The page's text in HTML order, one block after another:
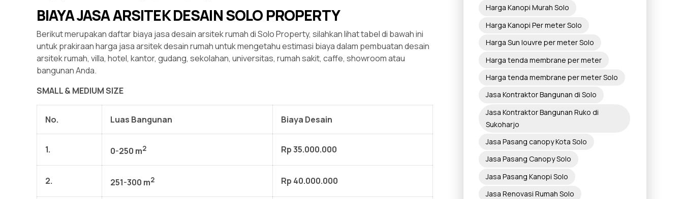
BIAYA JASA ARSITEK DESAIN SOLO PROPERTY
Berikut merupakan daftar biaya jasa desain arsitek rumah di Solo Property, silahkan lihat tabel di bawah ini
untuk prakiraan harga jasa arsitek desain rumah untuk mengetahu estimasi biaya dalam pembuatan desain
arsitek rumah, villa, hotel, kantor, gudang, sekolahan, universitas, rumah sakit, caffe, showroom atau
bangunan Anda.
SMALL & MEDIUM SIZE
No. Luas Bangunan Biaya Desain
1. 0-250 m2 Rp 35.000.000
2. 251-300 m2 Rp 40.000.000
Harga Kanopi Murah Solo
Harga Kanopi Per meter Solo
Harga Sun louvre per meter Solo
Harga tenda membrane per meter
Harga tenda membrane per meter Solo
Jasa Kontraktor Bangunan di Solo
Jasa Kontraktor Bangunan Ruko di
Sukoharjo
Jasa Pasang canopy Kota Solo
Jasa Pasang Canopy Solo
Jasa Pasang Kanopi Solo
Jasa Renovasi Rumah Solo